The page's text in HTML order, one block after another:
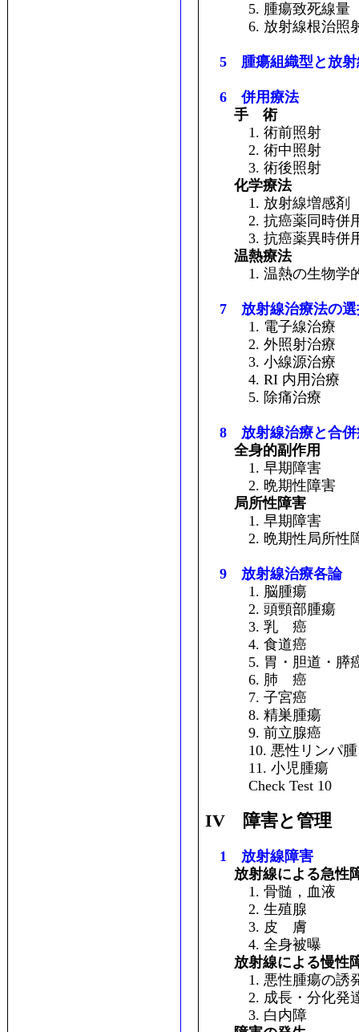
5. 腫瘍致死線量
6. 放射線根治照
5 腫瘍組織型と放射
6 併用療法
手 術
1. 術前照射
2. 術中照射
3. 術後照射
化学療法
1. 放射線増感剤
2. 抗癌薬同時併
3. 抗癌薬異時併
温熱療法
1. 温熱の生物学
7 放射線治療法の選
1. 電子線治療
2. 外照射治療
3. 小線源治療
4. RI 内用治療
5. 除痛治療
8 放射線治療と合併
全身的副作用
1. 早期障害
2. 晩期性障害
局所性障害
1. 早期障害
2. 晩期性局所性
9 放射線治療各論
1. 脳腫瘍
2. 頭頸部腫瘍
3. 乳 癌
4. 食道癌
5. 胃・胆道・膵
6. 肺 癌
7. 子宮癌
8. 精巣腫瘍
9. 前立腺癌
10. 悪性リンパ腫
11. 小児腫瘍
Check Test 10
IV 障害と管理
1 放射線障害
放射線による急性
1. 骨髄，血液
2. 生殖腺
3. 皮 膚
4. 全身被曝
放射線による慢性
1. 悪性腫瘍の誘
2. 成長・分化発
3. 白内障